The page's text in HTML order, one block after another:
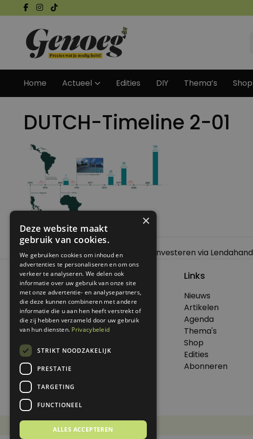
Home Actueel Edities DIY Thema’s Shop
DUTCH-Timeline 2-01
Bericht
navigatie
Previous: De impact van acht jaar investeren via Lendahand
© 2026 Genoeg .
Alle rechten voorbehouden.
Dit is een uitgave van Virtùmedia
Links
Nieuws
Artikelen
Agenda
Thema's
Shop
Edities
Abonneren
Disclaimer Privacy Statement
×
Deze website maakt
gebruik van cookies.
We gebruiken cookies om inhoud en
advertenties te personaliseren en om ons
verkeer te analyseren. We delen ook
informatie over uw gebruik van onze site
met onze advertentie- en analysepartners,
die deze kunnen combineren met andere
informatie die u aan hen heeft verstrekt of
die zij hebben verzameld door uw gebruik
van hun diensten. Privacybeleid
STRIKT NOODZAKELIJK
PRESTATIE
TARGETING
FUNCTIONEEL
ALLES ACCEPTEREN